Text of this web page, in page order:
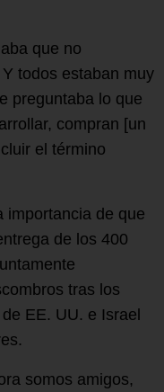
que no
todos estaban muy
preguntaba lo que
compran [un
el término
importancia de que
de los 400
tras los
EE. UU. e Israel
somos amigos,